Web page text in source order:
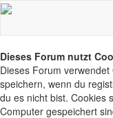
Dieses Forum nutzt
Dieses Forum
speichern, wenn du
du es nicht bist. Cookies
Computer gespeichert